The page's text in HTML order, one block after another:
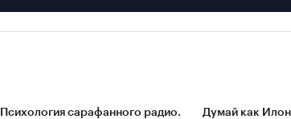
Психология сарафанного радио.
Думай как